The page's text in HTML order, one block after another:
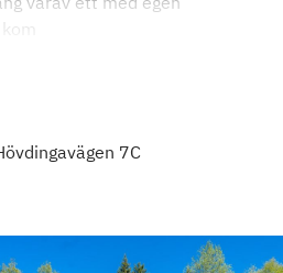
7C